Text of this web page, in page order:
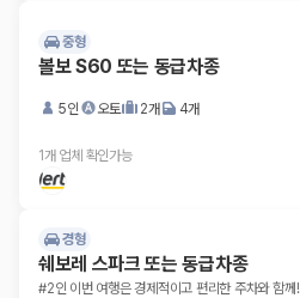
중형
볼보 S60 또는 동급차종
5인 오토 2개 4개
1개 업체 확인가능
경형
쉐보레 스파크 또는 동급차종
#2인 이번 여행은 경제적이고 편리한 주차와 함께!